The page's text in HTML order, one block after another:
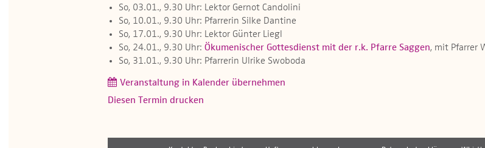
So, 03.01., 9.30 Uhr: Lektor Gernot Candolini
So, 10.01., 9.30 Uhr: Pfarrerin Silke Dantine
So, 17.01., 9.30 Uhr: Lektor Günter Liegl
So, 24.01., 9.30 Uhr: Ökumenischer Gottesdienst mit der r.k. Pfarre Saggen, mit Pfarrer
So, 31.01., 9.30 Uhr: Pfarrerin Ulrike Swoboda
Veranstaltung in Kalender übernehmen
Diesen Termin drucken